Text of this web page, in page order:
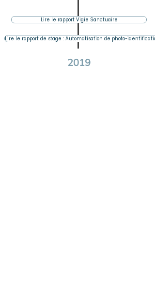
Lire le rapport Vigie Sanctuaire
Lire le rapport de stage : Automatisation de photo-
2019